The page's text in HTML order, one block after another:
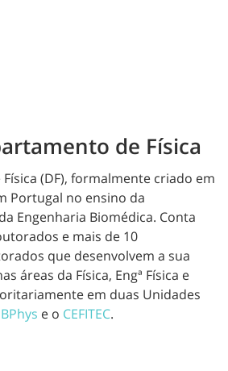
de Física
(DF), formalmente criado em
Portugal no ensino da
Engenharia Biomédica. Conta
e mais de 10
que desenvolvem a sua
áreas da Física, Engª Física e
em duas Unidades
e o CEFITEC.